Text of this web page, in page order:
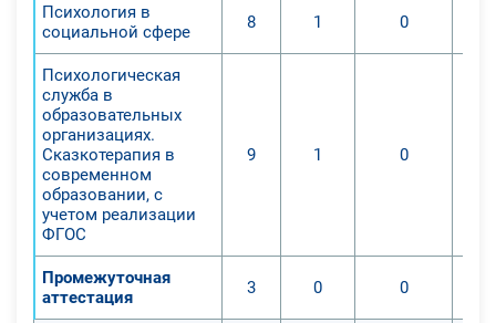
Психология в
социальной сфере
8 1 0
Психологическая
служба в
образовательных
организациях.
Сказкотерапия в
современном
образовании, с
учетом реализации
ФГОС
9 1 0
Промежуточная
аттестация
3 0 0